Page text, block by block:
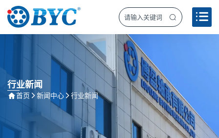
行业新闻
首页 新闻中心 行业新闻